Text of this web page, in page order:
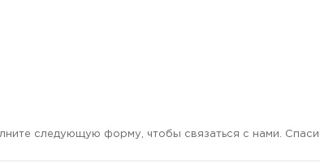
следующую форму, чтобы связаться с нами.